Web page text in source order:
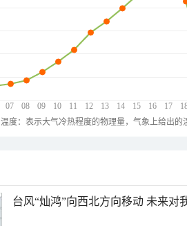
07 08 09 10 11 12 13 14 15 16 17
温度：表示大气冷热程度的物理量，气象上给出
台风“灿鸿”向西北方向移动 未来对